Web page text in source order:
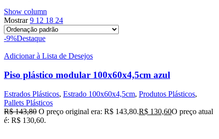
Show column
Mostrar9 12 18 24
-9%Destaque
Adicionar à Lista de Desejos
Piso plástico modular 100x60x4,5cm azul
Estrados Plásticos, Estrado 100x60x4,5cm, Produtos Plásticos,
Pallets Plásticos
R$143,80 O preço original era: R$ 143,80.R$ 130,60O preço atual
é: R$ 130,60.